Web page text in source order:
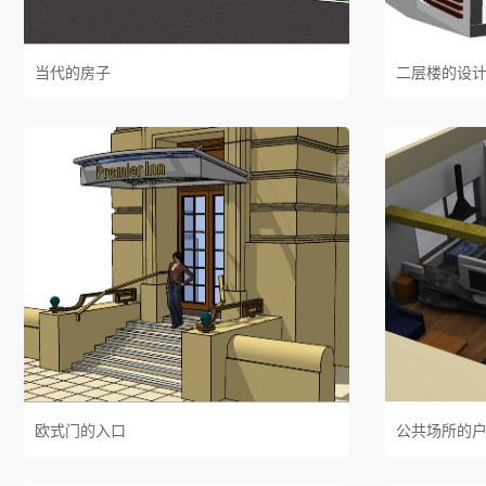
当代的房子 二层楼的设计
欧式门的入口 公共场所的